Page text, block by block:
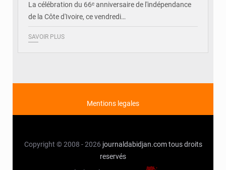
La célébration du 66ᵉ anniversaire de l'indépendance
de la Côte d'Ivoire, ce vendredi…
SAVOIR PLUS
Mentions legales
Copyright © 2008 - 2026 journaldabidjan.com tous droits
reservés